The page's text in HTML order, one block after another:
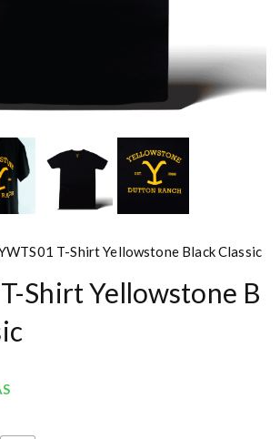
T-Shirt Yellowstone Black Classic
Shirt Yellowstone B